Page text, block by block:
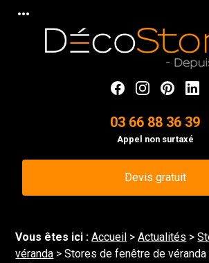
more_horiz
03 66 88 36 39
Appel non surtaxé
Devis gratuit
Vous êtes ici : Accueil >Actualités >
véranda > Stores de fenêtre de